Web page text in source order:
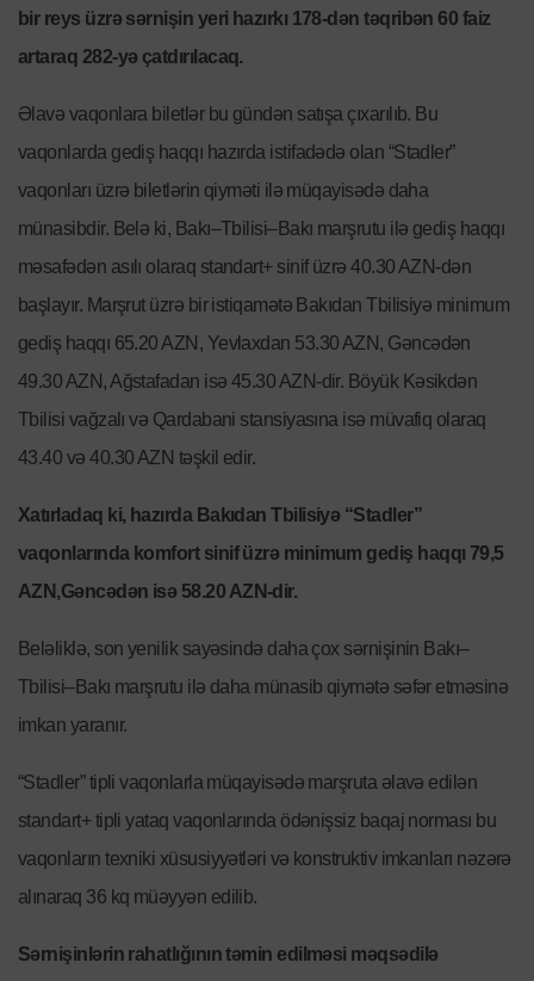
bir reys üzrə sərnişin yeri hazırkı 178-dən təqribən 60 faiz
artaraq 282-yə çatdırılacaq.
Əlavə vaqonlara biletlər bu gündən satışa çıxarılıb. Bu
vaqonlarda gediş haqqı hazırda istifadədə olan “Stadler”
vaqonları üzrə biletlərin qiyməti ilə müqayisədə daha
münasibdir. Belə ki, Bakı–Tbilisi–Bakı marşrutu ilə gediş haqqı
məsafədən asılı olaraq standart+ sinif üzrə 40.30 AZN-dən
başlayır. Marşrut üzrə bir istiqamətə Bakıdan Tbilisiyə minimum
gediş haqqı 65.20 AZN, Yevlaxdan 53.30 AZN, Gəncədən
49.30 AZN, Ağstafadan isə 45.30 AZN-dir. Böyük Kəsikdən
Tbilisi vağzalı və Qardabani stansiyasına isə müvafiq olaraq
43.40 və 40.30 AZN təşkil edir.
Xatırladaq ki, hazırda Bakıdan Tbilisiyə “Stadler”
vaqonlarında komfort sinif üzrə minimum gediş haqqı 79,5
AZN,Gəncədən isə 58.20 AZN-dir.
Beləliklə, son yenilik sayəsində daha çox sərnişinin Bakı–
Tbilisi–Bakı marşrutu ilə daha münasib qiymətə səfər etməsinə
imkan yaranır.
“Stadler” tipli vaqonlarla müqayisədə marşruta əlavə edilən
standart+ tipli yataq vaqonlarında ödənişsiz baqaj norması bu
vaqonların texniki xüsusiyyətləri və konstruktiv imkanları nəzərə
alınaraq 36 kq müəyyən edilib.
Sərnişinlərin rahatlığının təmin edilməsi məqsədilə